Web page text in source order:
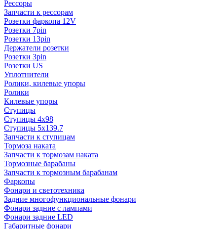
Рессоры
Запчасти к рессорам
Розетки фаркопа 12V
Розетки 7pin
Розетки 13pin
Держатели розетки
Розетки 3pin
Розетки US
Уплотнители
Ролики, килевые упоры
Ролики
Килевые упоры
Ступицы
Ступицы 4x98
Ступицы 5x139.7
Запчасти к ступицам
Тормоза наката
Запчасти к тормозам наката
Тормозные барабаны
Запчасти к тормозным барабанам
Фаркопы
Фонари и светотехника
Задние многофункциональные фонари
Фонари задние с лампами
Фонари задние LED
Габаритные фонари